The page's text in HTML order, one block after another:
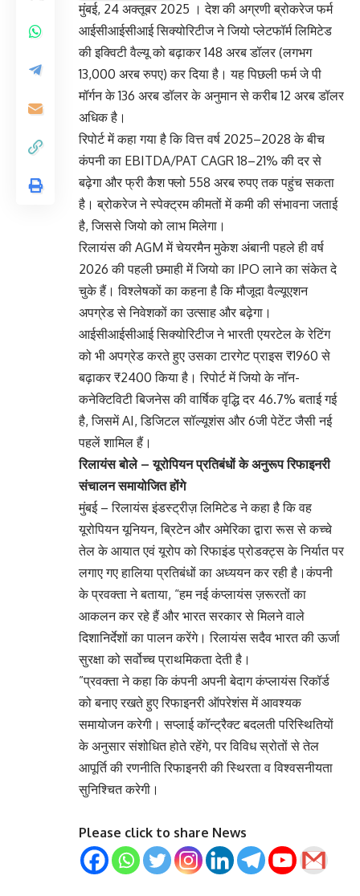
मुंबई, 24 अक्तूबर 2025 । देश की अग्रणी ब्रोकरेज फर्म
आईसीआईसीआई सिक्योरिटीज ने जियो प्लेटफॉर्म लिमिटेड
की इक्विटी वैल्यू को बढ़ाकर 148 अरब डॉलर (लगभग
13,000 अरब रुपए) कर दिया है। यह पिछली फर्म जे पी
मॉर्गन के 136 अरब डॉलर के अनुमान से करीब 12 अरब डॉलर
अधिक है।
रिपोर्ट में कहा गया है कि वित्त वर्ष 2025–2028 के बीच
कंपनी का EBITDA/PAT CAGR 18–21% की दर से
बढ़ेगा और फ्री कैश फ्लो 558 अरब रुपए तक पहुंच सकता
है। ब्रोकरेज ने स्पेक्ट्रम कीमतों में कमी की संभावना जताई
है, जिससे जियो को लाभ मिलेगा।
रिलायंस की AGM में चेयरमैन मुकेश अंबानी पहले ही वर्ष
2026 की पहली छमाही में जियो का IPO लाने का संकेत दे
चुके हैं। विश्लेषकों का कहना है कि मौजूदा वैल्यूएशन
अपग्रेड से निवेशकों का उत्साह और बढ़ेगा।
आईसीआईसीआई सिक्योरिटीज ने भारती एयरटेल के रेटिंग
को भी अपग्रेड करते हुए उसका टारगेट प्राइस ₹1960 से
बढ़ाकर ₹2400 किया है। रिपोर्ट में जियो के नॉन-
कनेक्टिविटी बिजनेस की वार्षिक वृद्धि दर 46.7% बताई गई
है, जिसमें AI, डिजिटल सॉल्यूशंस और 6जी पेटेंट जैसी नई
पहलें शामिल हैं।
रिलायंस बोले – यूरोपियन प्रतिबंधों के अनुरूप रिफाइनरी
संचालन समायोजित होंगे
मुंबई – रिलायंस इंडस्ट्रीज़ लिमिटेड ने कहा है कि वह
यूरोपियन यूनियन, ब्रिटेन और अमेरिका द्वारा रूस से कच्चे
तेल के आयात एवं यूरोप को रिफाइंड प्रोडक्ट्स के निर्यात पर
लगाए गए हालिया प्रतिबंधों का अध्ययन कर रही है।कंपनी
के प्रवक्ता ने बताया, “हम नई कंप्लायंस ज़रूरतों का
आकलन कर रहे हैं और भारत सरकार से मिलने वाले
दिशानिर्देशों का पालन करेंगे। रिलायंस सदैव भारत की ऊर्जा
सुरक्षा को सर्वोच्च प्राथमिकता देती है।
”प्रवक्ता ने कहा कि कंपनी अपनी बेदाग कंप्लायंस रिकॉर्ड
को बनाए रखते हुए रिफाइनरी ऑपरेशंस में आवश्यक
समायोजन करेगी। सप्लाई कॉन्ट्रैक्ट बदलती परिस्थितियों
के अनुसार संशोधित होते रहेंगे, पर विविध स्रोतों से तेल
आपूर्ति की रणनीति रिफाइनरी की स्थिरता व विश्वसनीयता
सुनिश्चित करेगी।
Please click to share News